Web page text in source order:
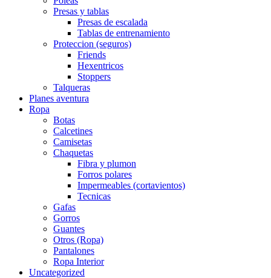
Presas y tablas
Presas de escalada
Tablas de entrenamiento
Proteccion (seguros)
Friends
Hexentricos
Stoppers
Talqueras
Planes aventura
Ropa
Botas
Calcetines
Camisetas
Chaquetas
Fibra y plumon
Forros polares
Impermeables (cortavientos)
Tecnicas
Gafas
Gorros
Guantes
Otros (Ropa)
Pantalones
Ropa Interior
Uncategorized